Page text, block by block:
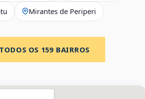
Mirantes de Periperi
OS 159 BAIRROS